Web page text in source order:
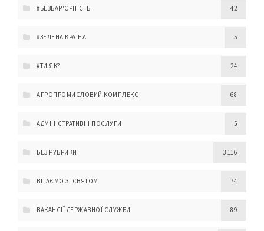
#БЕЗБАР'ЄРНІСТЬ 42
#ЗЕЛЕНА КРАЇНА 5
#ТИ ЯК? 24
АГРОПРОМИСЛОВИЙ КОМПЛЕКС 68
АДМІНІСТРАТИВНІ ПОСЛУГИ 5
БЕЗ РУБРИКИ 3 116
ВІТАЄМО ЗІ СВЯТОМ 74
ВАКАНСІЇ ДЕРЖАВНОЇ СЛУЖБИ 89